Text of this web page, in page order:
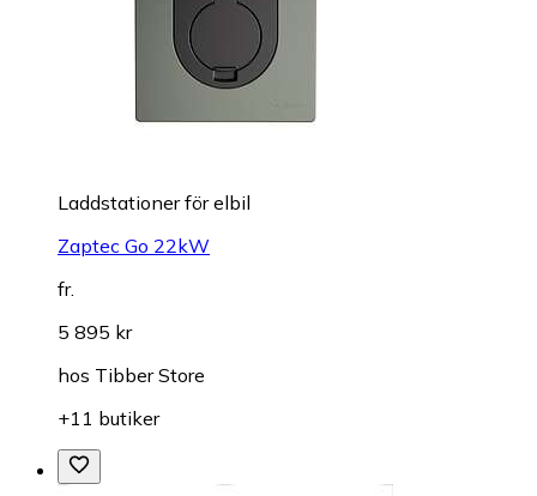
Laddstationer för elbil
Zaptec Go 22kW
fr.
5 895 kr
hos Tibber Store
+11 butiker